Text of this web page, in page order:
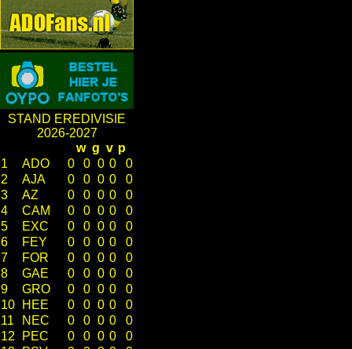
STAND EREDIVISIE
2026-2027
w g v p
1
ADO 0 0 0 0
0
2
AJA 0 0 0 0
0
3
AZ 0 0 0 0
0
4
CAM 0 0 0 0
0
5
EXC 0 0 0 0
0
6
FEY 0 0 0 0
0
7
FOR 0 0 0 0
0
8
GAE 0 0 0 0
0
9
GRO 0 0 0 0
0
10
HEE 0 0 0 0
0
11
NEC 0 0 0 0
0
12
PEC 0 0 0 0
0